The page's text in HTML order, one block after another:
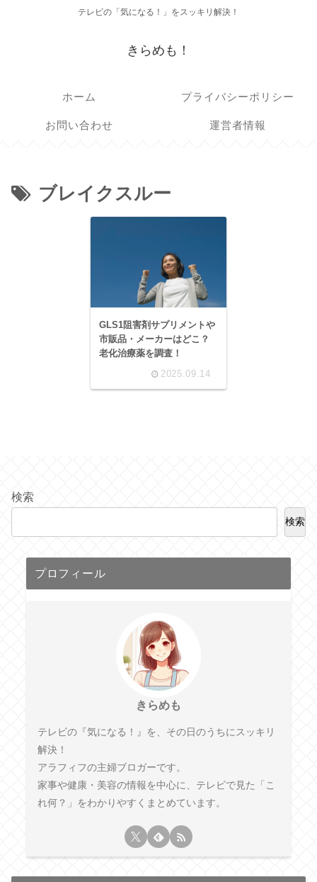
テレビの「気になる！」をスッキリ解決！
きらめも！
ホーム プライバシーポリシー
お問い合わせ 運営者情報
ブレイクスルー
GLS1阻害剤サプリメントや
市販品・メーカーはどこ？
老化治療薬を調査！
2025.09.14
検索
検索
プロフィール
きらめも
テレビの『気になる！』を、その日のうちにスッキリ
解決！
アラフィフの主婦ブロガーです。
家事や健康・美容の情報を中心に、テレビで見た「こ
れ何？」をわかりやすくまとめています。